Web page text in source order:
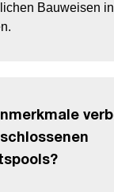
Bauweisen